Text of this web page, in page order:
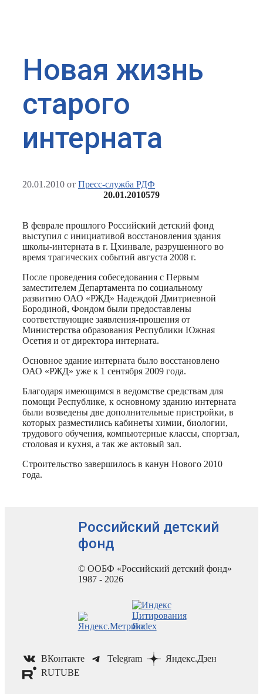
Новая жизнь
старого
интерната
20.01.2010 от Пресс-служба РДФ
20.01.2010579
В феврале прошлого Российский детский фонд
выступил с инициативой восстановления здания
школы-интерната в г. Цхинвале, разрушенного во
время трагических событий августа 2008 г.
После проведения собеседования с Первым
заместителем Департамента по социальному
развитию ОАО «РЖД» Надеждой Дмитриевной
Бородиной, Фондом были предоставлены
соответствующие заявления-прошения от
Министерства образования Республики Южная
Осетия и от директора интерната.
Основное здание интерната было восстановлено
ОАО «РЖД» уже к 1 сентября 2009 года.
Благодаря имеющимся в ведомстве средствам для
помощи Республике, к основному зданию интерната
были возведены две дополнительные пристройки, в
которых разместились кабинеты химии, биологии,
трудового обучения, компьютерные классы, спортзал,
столовая и кухня, а так же актовый зал.
Строительство завершилось в канун Нового 2010
года.
Российский детский
фонд
© ООБФ «Российский детский фонд»
1987 - 2026
ВКонтакте Telegram
Яндекс.Дзен
RUTUBE